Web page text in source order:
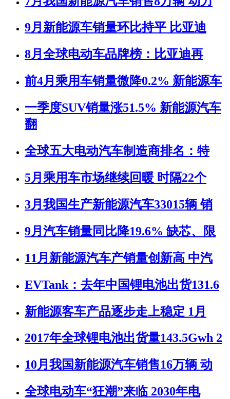
9月新能源车销量环比持平 比亚迪
8月全球电动车品牌榜：比亚迪再
前4月乘用车销量微降0.2% 新能源车
一季度SUV销量涨51.5% 新能源汽车
翻
全球五大电动汽车制造商排名：特
5月乘用车市场继续回暖 时隔22个
3月我国生产新能源汽车33015辆 销
9月汽车销量同比降19.6% 缺芯、限
11月新能源汽车产销量创新高 中汽
EVTank：去年中国锂电池出货131.6
新能源客车产品逐步走上稳定 1月
2017年全球锂电池出货量143.5Gwh 2
10月我国新能源汽车销售16万辆 动
全球电动车“狂潮”来临 2030年电